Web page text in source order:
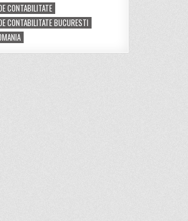
CONTABILITATE
CONTABILITATE BUCURESTI